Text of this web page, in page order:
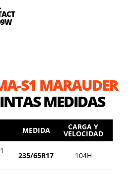
S1 MARAUDER
MEDIDAS
MEDIDA CARGA Y
VELOCIDAD
235/65R17 104H